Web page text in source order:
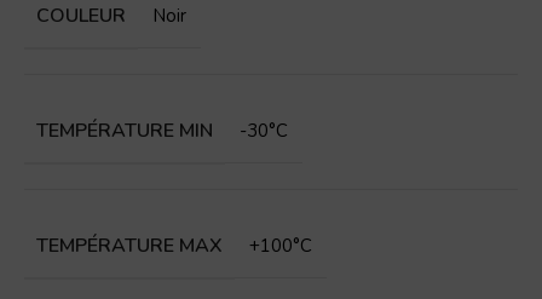
COULEUR Noir
TEMPÉRATURE MIN -30°C
TEMPÉRATURE MAX +100°C